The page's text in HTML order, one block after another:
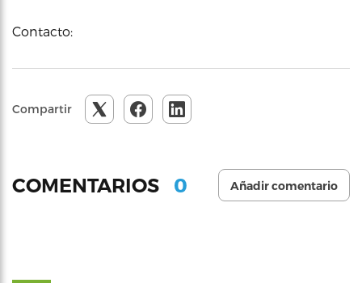
Contacto:
Compartir
COMENTARIOS 0 Añadir comentario